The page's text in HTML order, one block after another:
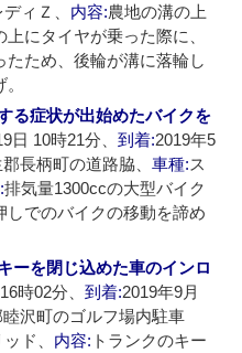
ィＺ、 内容:農地の溝の上
にタイヤが乗った際に、
ため、後輪が溝に落輪し
る症状が出始めたバイクを
日 10時21分、 到着:2019年5
長柄町の道路脇、 車種:ス
排気量1300ccの大型バイク
でのバイクの移動を諦め
ーを閉じ込めた車のインロ
時02分、 到着:2019年9月
沢町のゴルフ場内駐車
ド、 内容: トランクのキー